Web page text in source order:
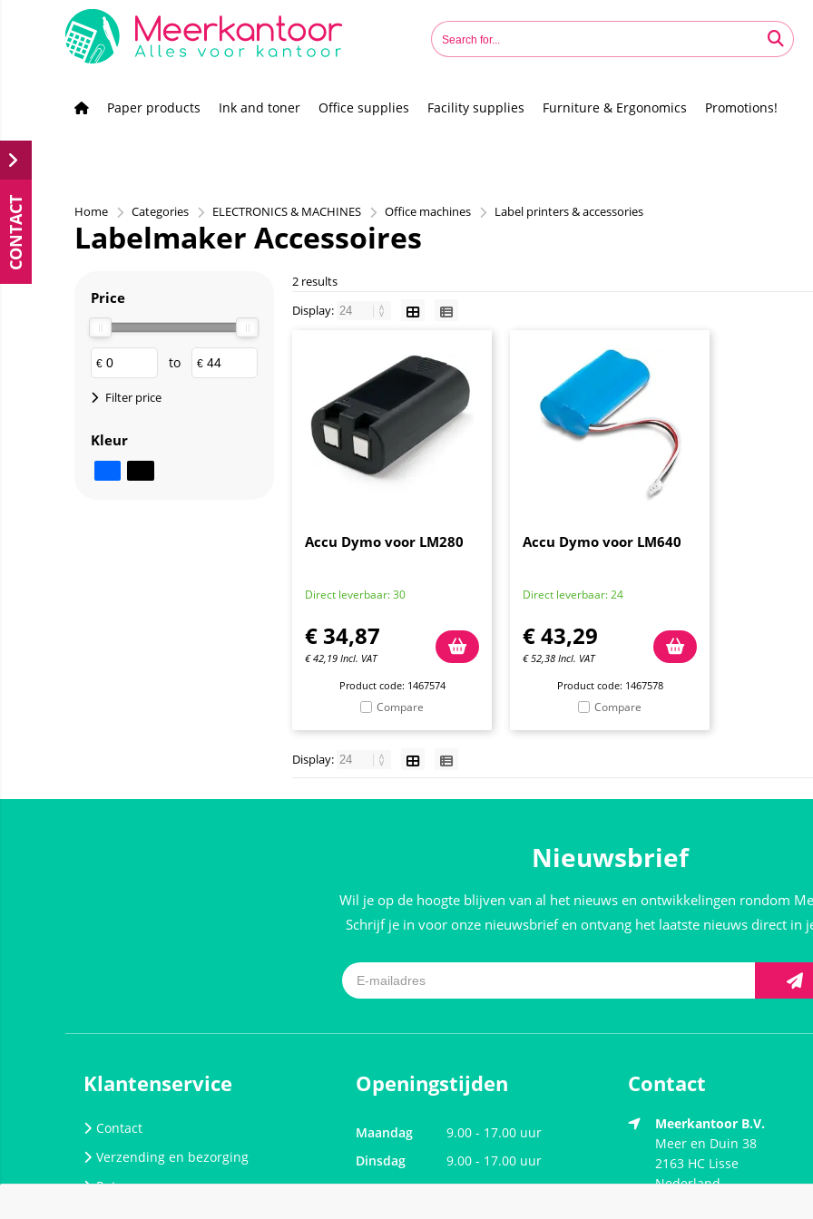
Paper products Ink and toner Office supplies Facility supplies Furniture & Ergonomics Promotions!
Home Categories ELECTRONICS & MACHINES Office machines Label printers & accessories
Labelmaker Accessoires
Price
€ to €
Filter price
Kleur
2 results
Display:
Accu Dymo voor LM280
Direct leverbaar: 30
€ 34,87
€42,19 Incl. VAT
Product code: 1467574
Compare
Accu Dymo voor LM640
Direct leverbaar: 24
€43,29
€52,38 Incl. VAT
Product code: 1467578
Compare
Display:
Nieuwsbrief
Wil je op de hoogte blijven van al het nieuws en ontwikkelingen rondom
Schrijf je in voor onze nieuwsbrief en ontvang het laatste nieuws direct in
Klantenservice
Contact
Verzending en bezorging
Retouren
Openingstijden
Maandag
9.00 - 17.00 uur
Dinsdag
9.00 - 17.00 uur
Woensdag
9.00 - 17.00 uur
Contact
Meerkantoor B.V.
Meer en Duin 38
2163 HC Lisse
Nederland
CONTACT